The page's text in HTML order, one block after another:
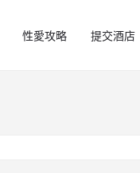
性愛攻略 提交酒店